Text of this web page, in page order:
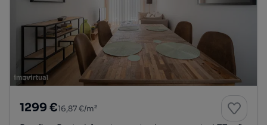
1299 €16,87 €/m²